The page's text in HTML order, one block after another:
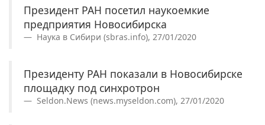
Президент РАН посетил наукоемкие
предприятия Новосибирска
Наука в Сибири (sbras.info), 27/01/2020
Президенту РАН показали в Новосибирске
площадку под синхротрон
Seldon.News (news.myseldon.com), 27/01/2020